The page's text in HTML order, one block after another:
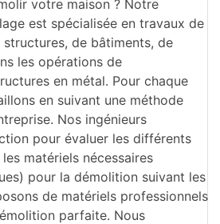
votre maison ? Notre
est spécialisée en travaux de
de bâtiments, de
les opérations de
en métal. Pour chaque
en suivant une méthode
Nos ingénieurs
pour évaluer les différents
matériels nécessaires
pour la démolition suivant les
de matériels professionnels
parfaite. Nous